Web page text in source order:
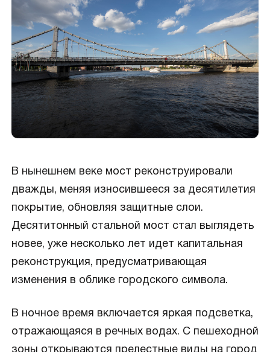
В нынешнем веке мост реконструировали
дважды, меняя износившееся за десятилетия
покрытие, обновляя защитные слои.
Десятитонный стальной мост стал выглядеть
новее, уже несколько лет идет капитальная
реконструкция, предусматривающая
изменения в облике городского символа.
В ночное время включается яркая подсветка,
отражающаяся в речных водах. С пешеходной